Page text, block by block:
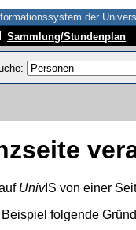
der
Sammlung/Stundenplan
UnivIS von einer
folgende